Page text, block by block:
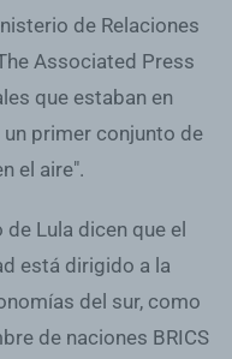
de Relaciones
Associated Press
que estaban en
primer conjunto de
el aire".
Lula dicen que el
está dirigido a la
del sur, como
de naciones BRICS